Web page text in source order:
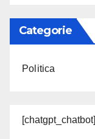
Categorie
Politica
[chatgpt_chatbot]